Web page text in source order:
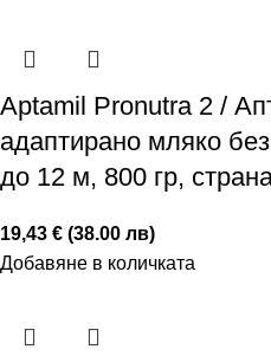
Аptamil Pronutra 2 /
адаптирано мляко
до 12 м, 800 гр,
19,43 € (38.00 лв)
Добавяне в количката